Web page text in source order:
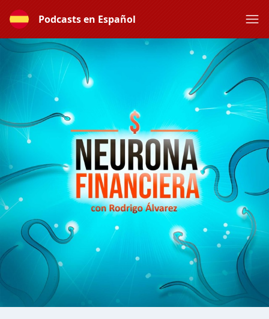
Podcasts en Español